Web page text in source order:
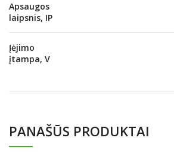
Apsaugos
laipsnis, IP
Įėjimo
įtampa, V
PANAŠŪS PRODUKTAI